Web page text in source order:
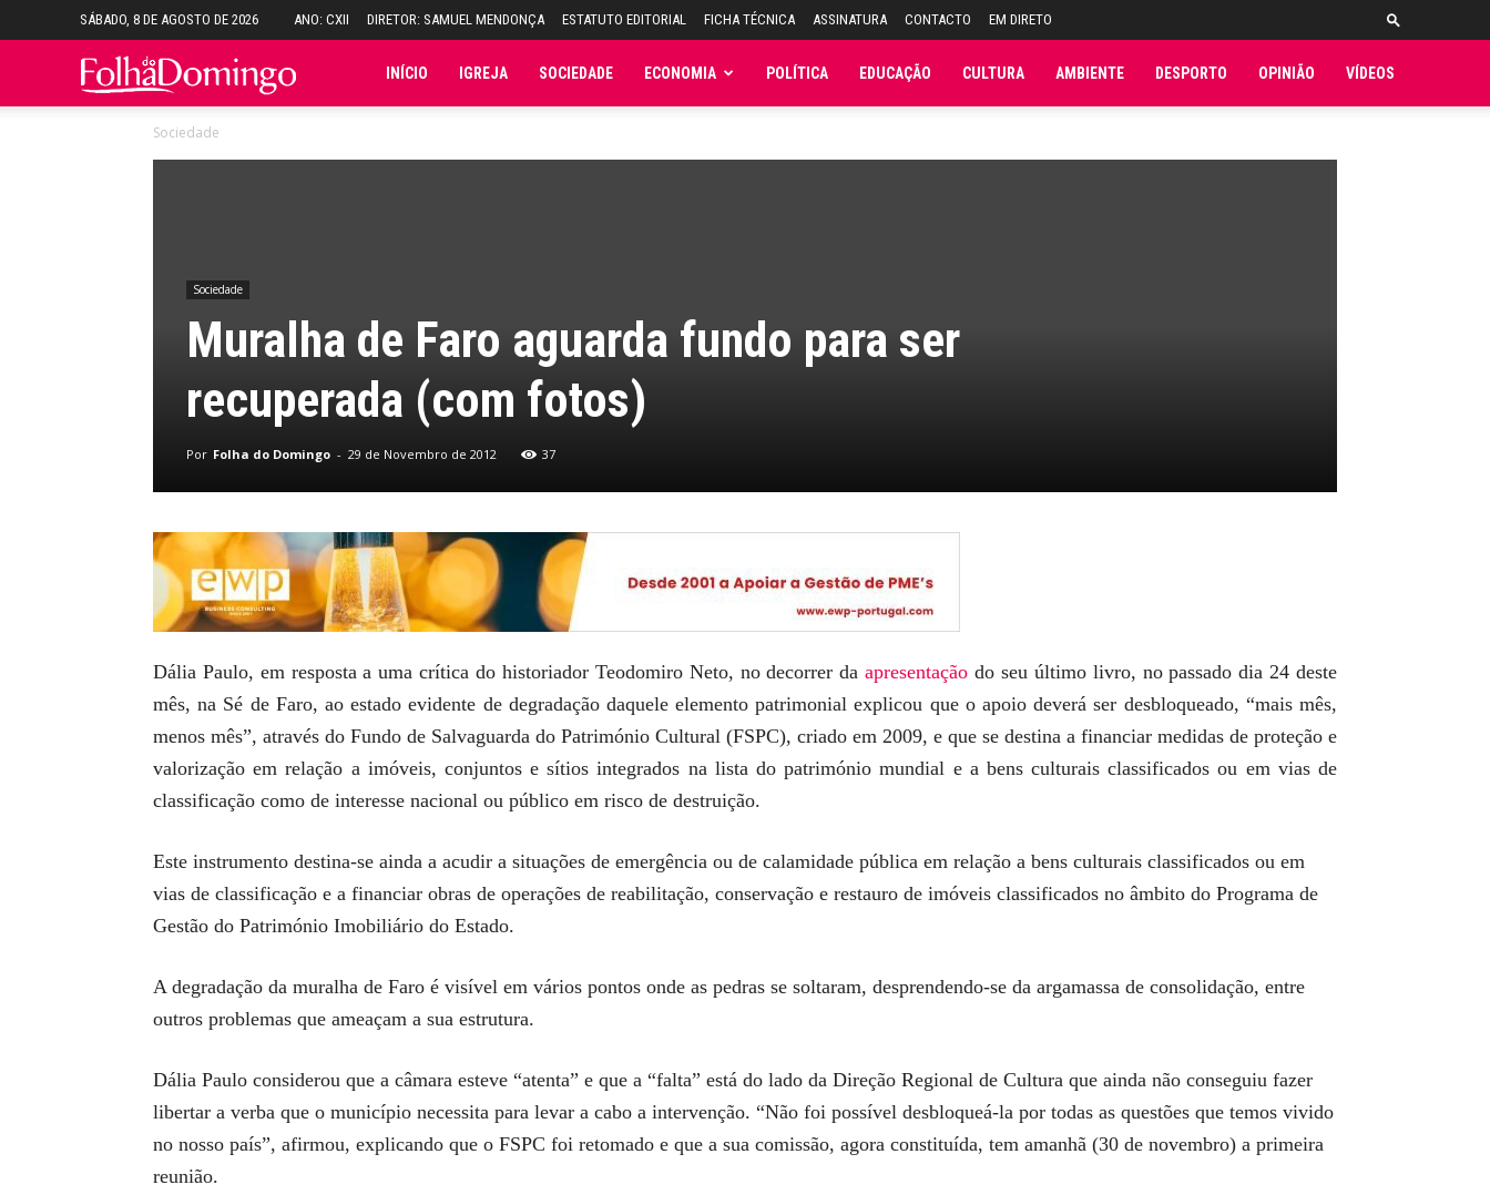
SÁBADO, 8 DE AGOSTO DE 2026 ANO: CXII DIRETOR: SAMUEL MENDONÇA ESTATUTO EDITORIAL FICHA TÉCNICA ASSINATURA CONTACTO EM DIRETO
Folha INÍCIO IGREJA SOCIEDADE ECONOMIA POLÍTICA EDUCAÇÃO CULTURA AMBIENTE DESPORTO OPINIÃO VÍDEOS
Sociedade
Sociedade
Muralha de Faro aguarda fundo para ser
recuperada (com fotos)
Por Folha do Domingo - 29 de Novembro de 2012 37
Dália Paulo, em resposta a uma crítica do historiador Teodomiro Neto, no decorrer daapresentação do seu último livro, no passado dia 24 deste
mês, na Sé de Faro, ao estado evidente de degradação daquele elemento patrimonial explicou que o apoio deverá ser desbloqueado, “mais mês,
menos mês”, através do Fundo de Salvaguarda do Património Cultural (FSPC), criado em 2009, e que se destina a financiar medidas de proteção e
valorização em relação a imóveis, conjuntos e sítios integrados na lista do património mundial e a bens culturais classificados ou em vias de
classificação como de interesse nacional ou público em risco de destruição.
Este instrumento destina-se ainda a acudir a situações de emergência ou de calamidade pública em relação a bens culturais classificados ou em
vias de classificação e a financiar obras de operações de reabilitação, conservação e restauro de imóveis classificados no âmbito do Programa de
Gestão do Património Imobiliário do Estado.
A degradação da muralha de Faro é visível em vários pontos onde as pedras se soltaram, desprendendo-se da argamassa de consolidação, entre
outros problemas que ameaçam a sua estrutura.
Dália Paulo considerou que a câmara esteve “atenta” e que a “falta” está do lado da Direção Regional de Cultura que ainda não conseguiu fazer
libertar a verba que o município necessita para levar a cabo a intervenção. “Não foi possível desbloqueá-la por todas as questões que temos vivido
no nosso país”, afirmou, explicando que o FSPC foi retomado e que a sua comissão, agora constituída, tem amanhã (30 de novembro) a primeira
reunião.